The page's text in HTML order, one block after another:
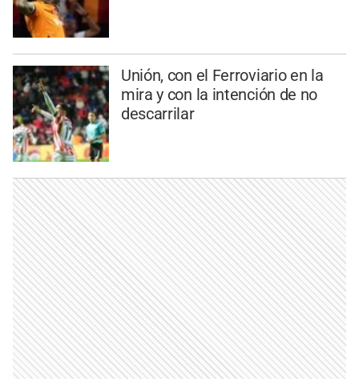
Unión, con el Ferroviario en la
mira y con la intención de no
descarrilar